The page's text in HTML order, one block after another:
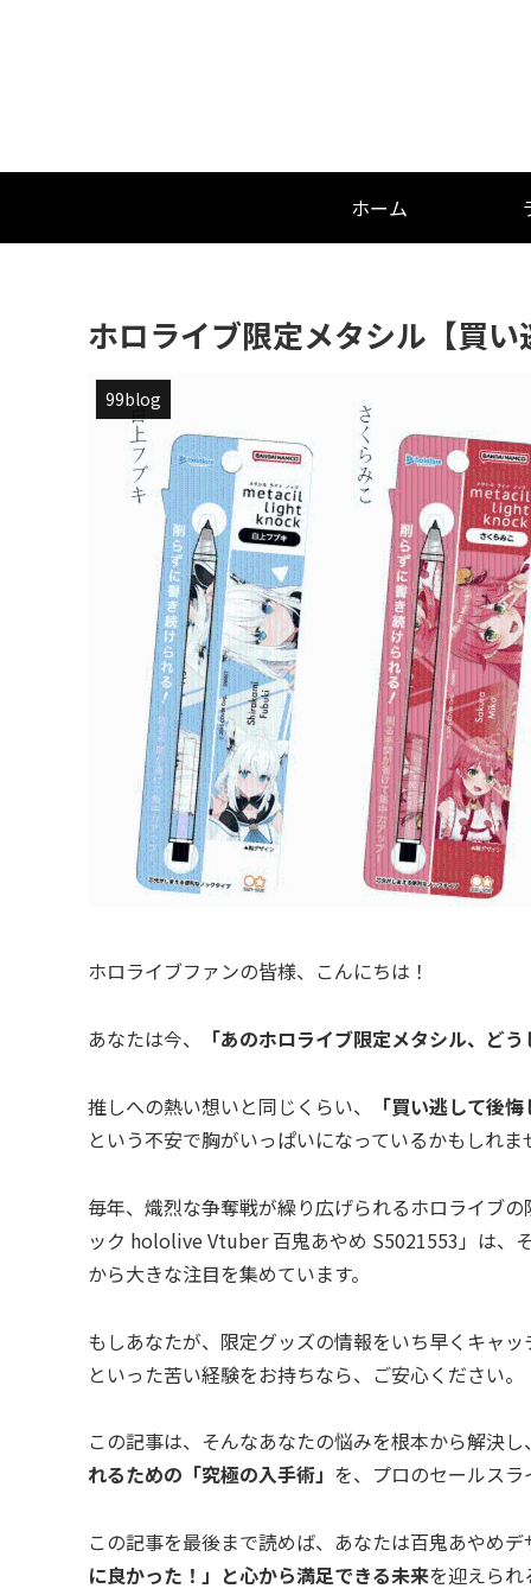
ホーム
ホロライブ限定メタシル【買
99blog
ホロライブファンの皆様、こんにちは！
あなたは今、 「あのホロライブ限定メタシル、ど
推しへの熱い想いと同じくらい、
「買い逃して後
という不安で胸がいっぱいになっているかもしれま
毎年、熾烈な争奪戦が繰り広げられるホロライブ
ック hololive Vtuber 百鬼あやめ S5021553」は、
から大きな注目を集めています。
もしあなたが、限定グッズの情報をいち早くキャ
といった苦い経験をお持ちなら、ご安心ください。
この記事は、そんなあなたの悩みを根本から解決し
れるための「究極の入手術」 を、プロのセールス
この記事を最後まで読めば、あなたは百鬼あやめ
に良かった！」と心から満足できる未来を迎えられ